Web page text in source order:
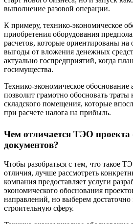
выполнение разовой операции.
К примеру, технико-экономическое
приобретения оборудования
расчетов, которые ориентированы на
выгоды от вложения денежных
актуально госпредприятий, когда
госимущества.
Технико-экономическое
позволит грамотно обосновать
складского помещения, которые
при расчете налога на прибыль.
Чем отличается ТЭО проекта
документов?
Чтобы разобраться с тем, что такое
отличия, лучше рассмотреть
компания предоставляет услуги
экономического обоснования
направлений, но выберем
строительную сферу.